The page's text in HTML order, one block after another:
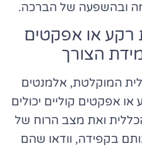
ובהשפעה של הברכה.
רקע או אפקטים
הצורך
המוקלטת, אלמנטים
או אפקטים קוליים יכולים
ואת מצב הרוח של
בקפידה, וודאו שהם